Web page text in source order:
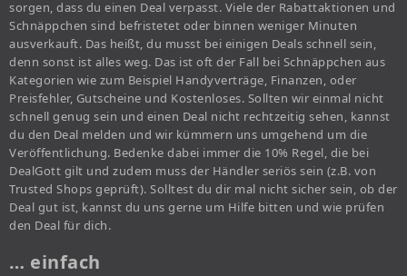
sorgen, dass du einen Deal verpasst. Viele der Rabattaktionen und
Schnäppchen sind befristetet oder binnen weniger Minuten
ausverkauft. Das heißt, du musst bei einigen Deals schnell sein,
denn sonst ist alles weg. Das ist oft der Fall bei Schnäppchen aus
Kategorien wie zum Beispiel Handyverträge, Finanzen, oder
Preisfehler, Gutscheine und Kostenloses. Sollten wir einmal nicht
schnell genug sein und einen Deal nicht rechtzeitig sehen, kannst
du den Deal melden und wir kümmern uns umgehend um die
Veröffentlichung. Bedenke dabei immer die 10% Regel, die bei
DealGott gilt und zudem muss der Händler seriös sein (z.B. von
Trusted Shops geprüft). Solltest du dir mal nicht sicher sein, ob der
Deal gut ist, kannst du uns gerne um Hilfe bitten und wie prüfen
den Deal für dich.
… einfach